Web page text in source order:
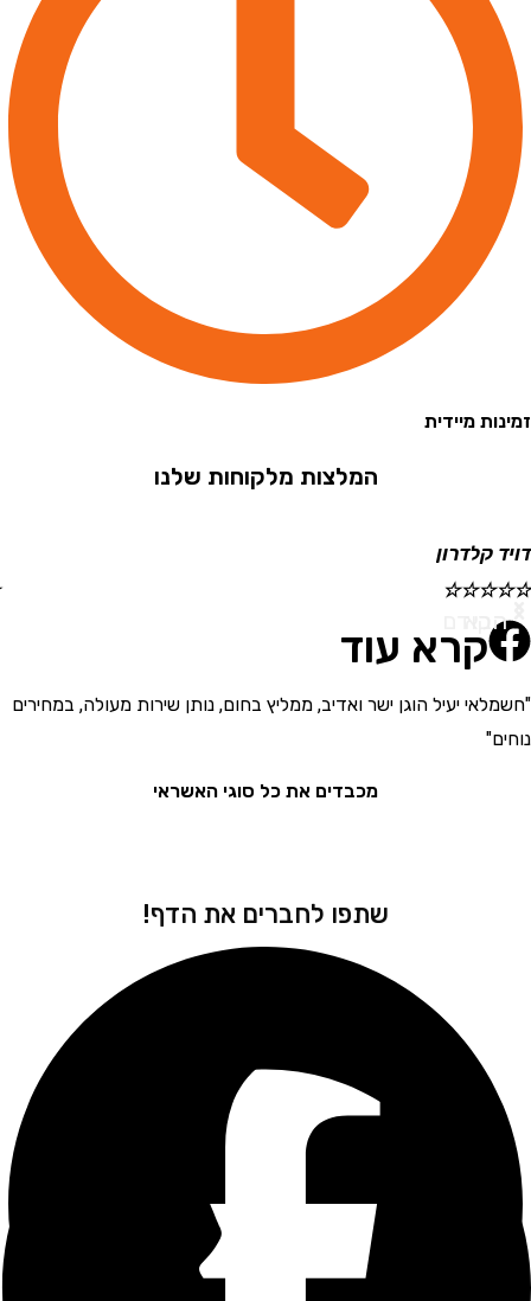
מיידית
המלצות מלקוחות שלנו
☆
☆
קרא עוד
יעיל הוגן ישר ואדיב, ממליץ בחום, נותן שירות מעולה, במחירים
מכבדים את כל סוגי האשראי
שתפו לחברים את הדף!